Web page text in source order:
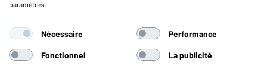
Fonctions et entretien
Conseils d'entretien
Tailles
Couleurs
paramètres.
Nécessaire Performance
Fonctionnel La publicité